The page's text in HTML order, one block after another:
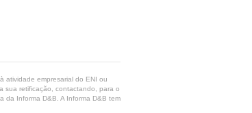
atividade empresarial do ENI ou
sua retificação, contactando, para o
da Informa D&B. A Informa D&B tem